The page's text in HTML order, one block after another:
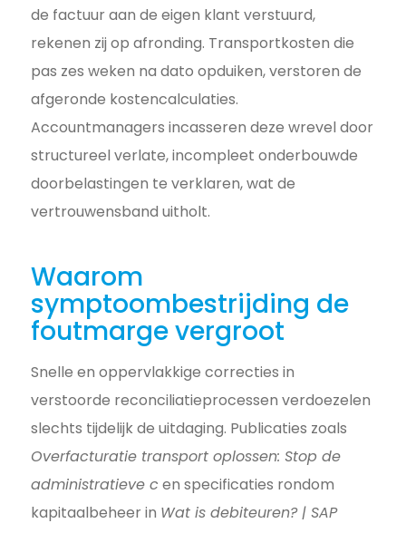
de factuur aan de eigen klant verstuurd,
rekenen zij op afronding. Transportkosten die
pas zes weken na dato opduiken, verstoren de
afgeronde kostencalculaties.
Accountmanagers incasseren deze wrevel door
structureel verlate, incompleet onderbouwde
doorbelastingen te verklaren, wat de
vertrouwensband uitholt.
Waarom
symptoombestrijding de
foutmarge vergroot
Snelle en oppervlakkige correcties in
verstoorde reconciliatieprocessen verdoezelen
slechts tijdelijk de uitdaging. Publicaties zoals
Overfacturatie transport oplossen: Stop de
administratieve c en specificaties rondom
kapitaalbeheer in Wat is debiteuren? | SAP